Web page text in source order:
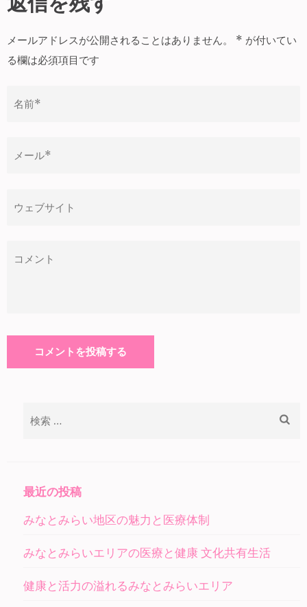
ビ
ゲ
ー
ョ
メールアドレスが公開されることはありません。 * が付いてい
る欄は必須項目です
最近の投稿
みなとみらい地区の魅力と医療体制
みなとみらいエリアの医療と健康 文化共有生活
健康と活力の溢れるみなとみらいエリア